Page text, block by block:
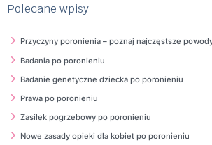
Polecane wpisy
Przyczyny poronienia – poznaj najczęstsze
Badania po poronieniu
Badanie genetyczne dziecka po poronieniu
Prawa po poronieniu
Zasiłek pogrzebowy po poronieniu
Nowe zasady opieki dla kobiet po poronieniu